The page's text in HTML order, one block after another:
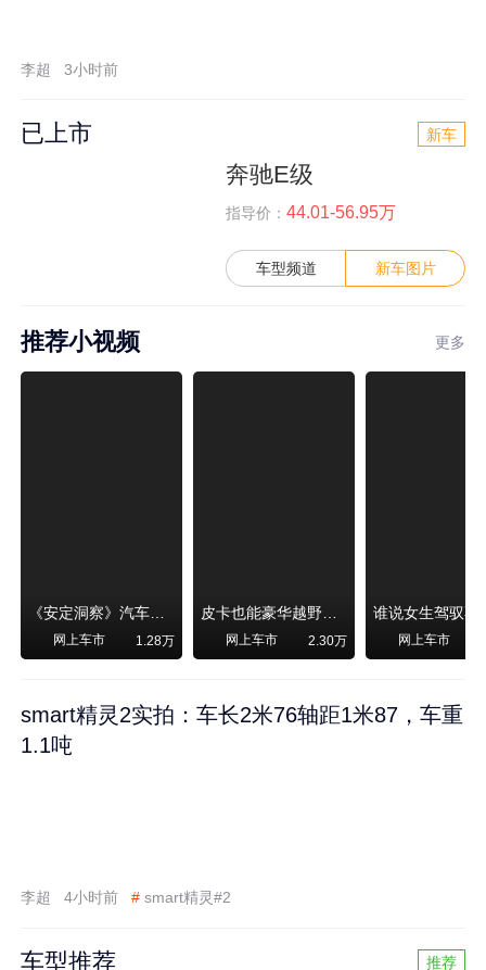
李超 3小时前
已上市 新车
奔驰E级
指导价： 44.01-56.95万
车型频道 新车图片
推荐小视频 更多
《安定洞察》汽车烧不烧油，和石油安全无关！
网上车市 1.28万
皮卡也能豪华越野！纵横F700上市，限时卖29.99万起
网上车市 2.30万 网上车市
smart精灵2实拍：车长2米76轴距1米87，车重
1.1吨
李超 4小时前 # smart精灵#2
车型推荐 推荐